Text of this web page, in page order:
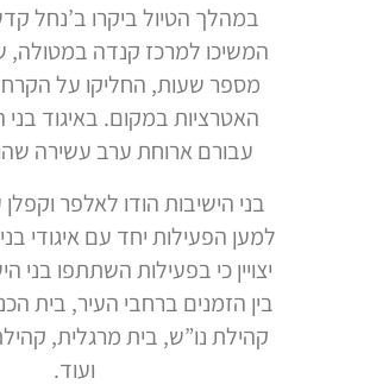
במהלך הטיול ביקרו ב’נחל
המשיכו למרכז קנדה
מספר שעות, החליקו על הקרח
האטרציות במקום. באיגוד בני
עבורם ארוחת ערב עשירה
בני הישיבות הודו לאלפר
למען הפעילות יחד עם איגודי
יצויין כי בפעילות השתתפו בני
בין הזמנים ברחבי העיר, בית
קהילת נו”ש, בית מרגלית,
ועוד.